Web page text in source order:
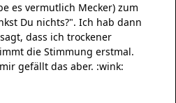
es vermutlich Mecker) zum
Du nichts?". Ich hab dann
dass ich trockener
die Stimmung erstmal.
gefällt das aber. :wink: